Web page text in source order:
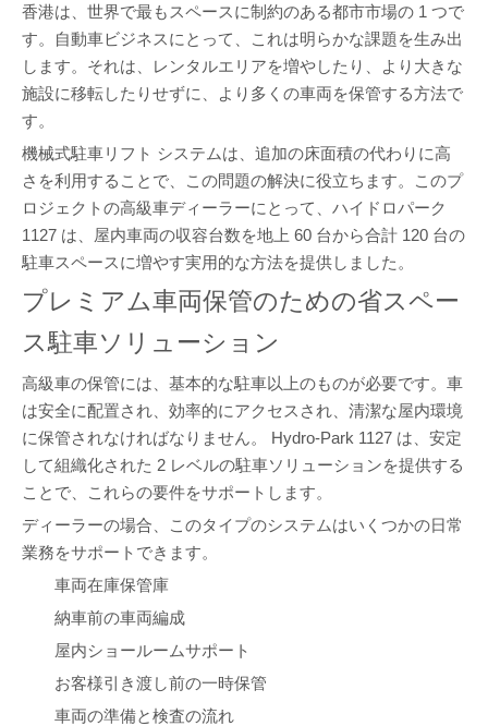
香港は、世界で最もスペースに制約のある都市市場の 1 つで
す。自動車ビジネスにとって、これは明らかな課題を生み出
します。それは、レンタルエリアを増やしたり、より大きな
施設に移転したりせずに、より多くの車両を保管する方法で
す。
機械式駐車リフト システムは、追加の床面積の代わりに高
さを利用することで、この問題の解決に役立ちます。このプ
ロジェクトの高級車ディーラーにとって、ハイドロパーク
1127 は、屋内車両の収容台数を地上 60 台から合計 120 台の
駐車スペースに増やす実用的な方法を提供しました。
プレミアム車両保管のための省スペー
ス駐車ソリューション
高級車の保管には、基本的な駐車以上のものが必要です。車
は安全に配置され、効率的にアクセスされ、清潔な屋内環境
に保管されなければなりません。 Hydro-Park 1127 は、安定
して組織化された 2 レベルの駐車ソリューションを提供する
ことで、これらの要件をサポートします。
ディーラーの場合、このタイプのシステムはいくつかの日常
業務をサポートできます。
車両在庫保管庫
納車前の車両編成
屋内ショールームサポート
お客様引き渡し前の一時保管
車両の準備と検査の流れ